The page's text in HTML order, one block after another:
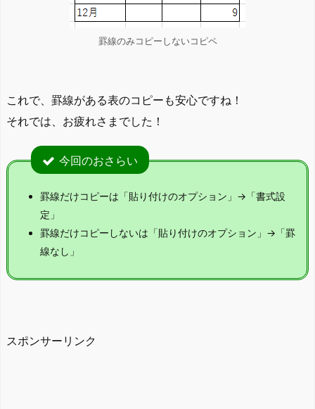
罫線のみコピーしないコピペ
これで、罫線がある表のコピーも安心ですね！
それでは、お疲れさまでした！
今回のおさらい
罫線だけコピーは「貼り付けのオプション」→「書式設
定」
罫線だけコピーしないは「貼り付けのオプション」→「罫
線なし」
スポンサーリンク